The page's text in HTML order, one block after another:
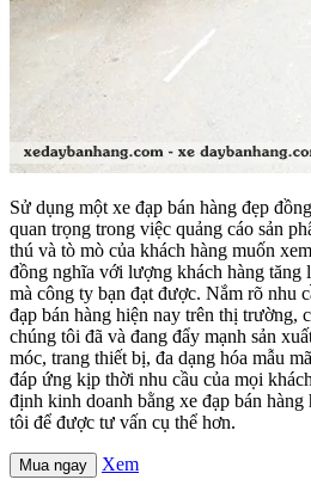
Sử dụng một xe đạp bán hàng đẹp
quan trọng trong việc quảng cáo sản
thú và tò mò của khách hàng muốn
đồng nghĩa với lượng khách hàng tăng
mà công ty bạn đạt được. Nắm rõ nhu
đạp bán hàng hiện nay trên thị trường,
chúng tôi đã và đang đẩy mạnh sản
móc, trang thiết bị, đa dạng hóa mẫu
đáp ứng kịp thời nhu cầu của mọi
định kinh doanh bằng xe đạp bán
tôi để được tư vấn cụ thể hơn.
Mua ngay Xem